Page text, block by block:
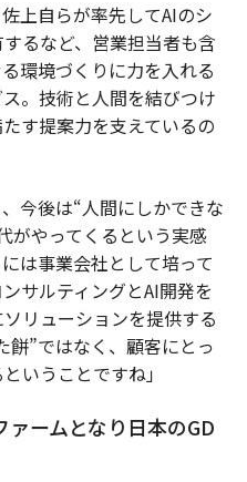
上自らが率先してAIのシ
るなど、営業担当者も含
環境づくりに力を入れる
。技術と人間を結びつけ
す提案力を支えているの
今後は“人間にしかできな
がやってくるという実感
は事業会社として培って
サルティングとAI開発を
リューションを提供する
餅”ではなく、顧客にとっ
いうことですね」
ームとなり日本のGD